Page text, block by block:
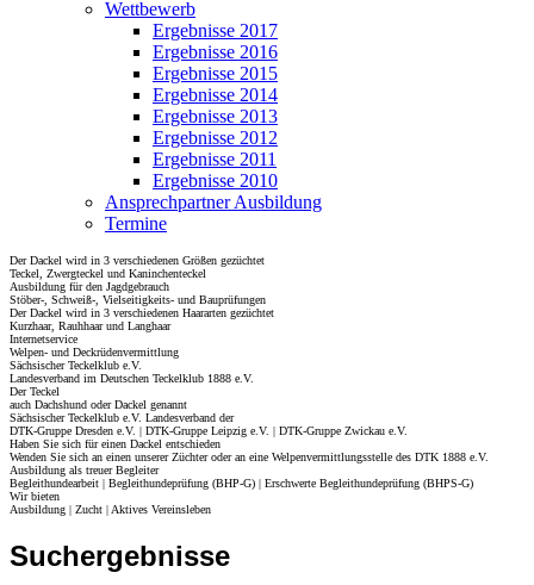
Wettbewerb
Ergebnisse 2017
Ergebnisse 2016
Ergebnisse 2015
Ergebnisse 2014
Ergebnisse 2013
Ergebnisse 2012
Ergebnisse 2011
Ergebnisse 2010
Ansprechpartner Ausbildung
Termine
Der Dackel wird in 3 verschiedenen Größen gezüchtet
Teckel, Zwergteckel und Kaninchenteckel
Ausbildung für den Jagdgebrauch
Stöber-, Schweiß-, Vielseitigkeits- und Bauprüfungen
Der Dackel wird in 3 verschiedenen Haararten gezüchtet
Kurzhaar, Rauhhaar und Langhaar
Internetservice
Welpen- und Deckrüdenvermittlung
Sächsischer Teckelklub e.V.
Landesverband im Deutschen Teckelklub 1888 e.V.
Der Teckel
auch Dachshund oder Dackel genannt
Sächsischer Teckelklub e.V. Landesverband der
DTK-Gruppe Dresden e.V. | DTK-Gruppe Leipzig e.V. | DTK-Gruppe Zwickau e.V.
Haben Sie sich für einen Dackel entschieden
Wenden Sie sich an einen unserer Züchter oder an eine Welpenvermittlungsstelle des DTK 1888 e.V.
Ausbildung als treuer Begleiter
Begleithundearbeit | Begleithundeprüfung (BHP-G) | Erschwerte Begleithundeprüfung (BHPS-G)
Wir bieten
Ausbildung | Zucht | Aktives Vereinsleben
Suchergebnisse